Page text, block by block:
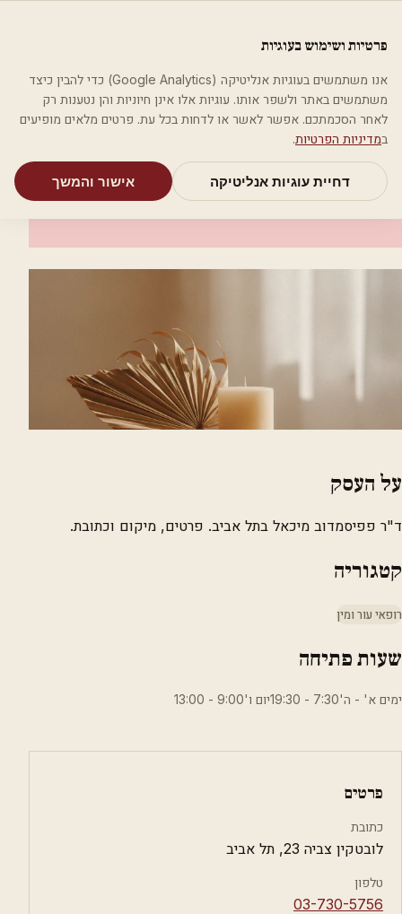
מאמריםקטגוריותחיפושאודות
בית קטגוריות רופאי עור ומין ד"ר פפיסמדוב מיכאל
רופאי עור ומין
ד"ר פפיסמדוב מיכאל
על העסק
ד"ר פפיסמדוב מיכאל בתל אביב. פרטים, מיקום וכתובת.
קטגוריה
רופאי עור ומין
שעות פתיחה
ימים א' - ה'7:30 - 19:30יום ו'9:00 - 13:00
פרטים
כתובת
לובטקין צביה 23, תל אביב
טלפון
⁦03-730-5756⁩
פרטיות ושימוש בעוגיות
אנו משתמשים בעוגיות אנליטיקה (Google Analytics) כדי להבין כיצד
משתמשים באתר ולשפר אותו. עוגיות אלו אינן חיוניות והן נטענות רק
לאחר הסכמתכם. אפשר לאשר או לדחות בכל עת. פרטים מלאים מופיעים
במדיניות הפרטיות.
דחיית עוגיות אנליטיקה אישור והמשך